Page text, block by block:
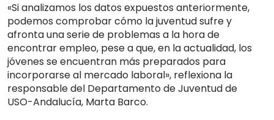
«Si analizamos los datos expuestos anteriormente,
podemos comprobar cómo la juventud sufre y
afronta una serie de problemas a la hora de
encontrar empleo, pese a que, en la actualidad, los
jóvenes se encuentran más preparados para
incorporarse al mercado laboral», reflexiona la
responsable del Departamento de Juventud de
USO-Andalucía, Marta Barco.